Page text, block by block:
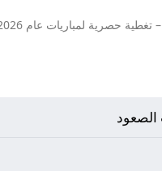
– تغطية حصرية لمباريات عام 2026.